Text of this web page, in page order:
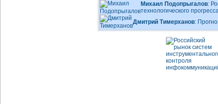
Михаил Подопрыгалов:
технологического
Дмитрий Тимерханов: